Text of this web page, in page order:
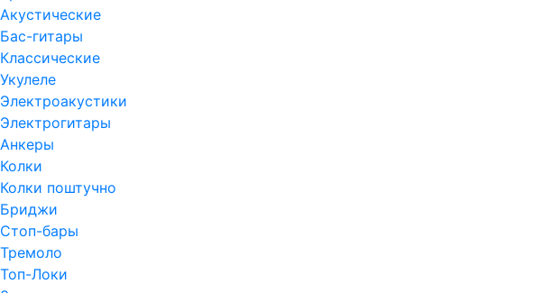
Акустические
Бас-гитары
Классические
Укулеле
Электроакустики
Электрогитары
Анкеры
Колки
Колки поштучно
Бриджи
Стоп-бары
Тремоло
Топ-Локи